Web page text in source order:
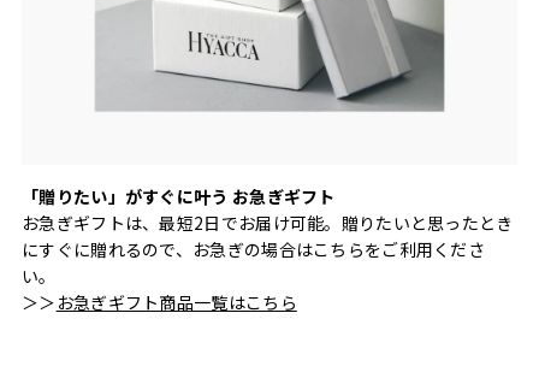
「贈りたい」がすぐに叶う お急ぎギフト
お急ぎギフトは、最短2日でお届け可能。贈りたいと思ったとき
にすぐに贈れるので、お急ぎの場合はこちらをご利用くださ
い。
＞＞ お急ぎギフト商品一覧はこちら